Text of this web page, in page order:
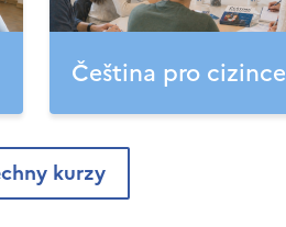
Čeština pro cizince
kurzy